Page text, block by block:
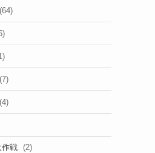
(64)
(7)
(4)
作戦 (2)